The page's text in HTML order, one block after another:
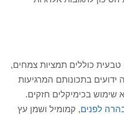
טבעית כוללים תמציות צמחים,
ידועים בתכונותם המרגיעות
שימוש בכימיקלים חזקים.
לפנים, קמומיל ושמן עץ